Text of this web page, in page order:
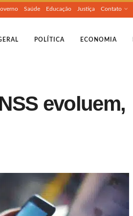
Saúde Educação Justiça Contato
POLÍTICA ECONOMIA
evoluem,